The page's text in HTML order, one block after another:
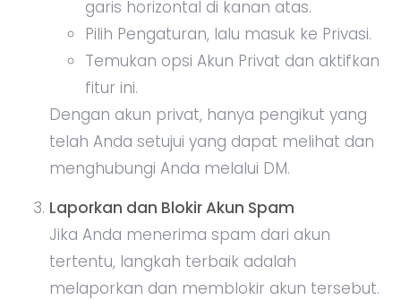
garis horizontal di kanan atas.
Pilih Pengaturan, lalu masuk ke Privasi.
Temukan opsi Akun Privat dan aktifkan
fitur ini.
Dengan akun privat, hanya pengikut yang
telah Anda setujui yang dapat melihat dan
menghubungi Anda melalui DM.
Laporkan dan Blokir Akun Spam
Jika Anda menerima spam dari akun
tertentu, langkah terbaik adalah
melaporkan dan memblokir akun tersebut.